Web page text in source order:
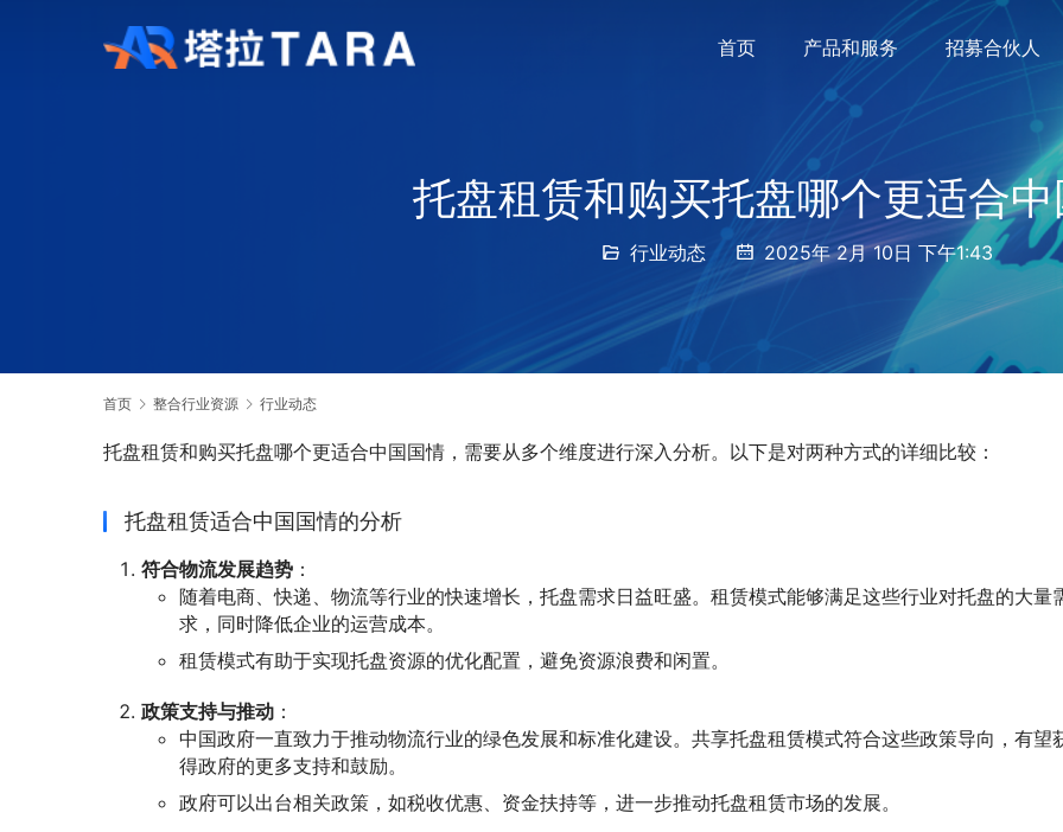
首页 产品和服务 招募合伙人
托盘租赁和购买托盘哪个更适合
行业动态 2025年 2月 10日 下午1:43
首页 整合行业资源 行业动态
托盘租赁和购买托盘哪个更适合中国国情，需要从多个维度进行深入分析。以下是对两种方式的详细比较：
托盘租赁适合中国国情的分析
符合物流发展趋势 ：
随着电商、快递、物流等行业的快速增长，托盘需求日益旺盛。租赁模式能够满足这些行业对托盘的大量
求，同时降低企业的运营成本。
租赁模式有助于实现托盘资源的优化配置，避免资源浪费和闲置。
政策支持与推动 ：
中国政府一直致力于推动物流行业的绿色发展和标准化建设。共享托盘租赁模式符合这些政策导向，有望
得政府的更多支持和鼓励。
政府可以出台相关政策，如税收优惠、资金扶持等，进一步推动托盘租赁市场的发展。